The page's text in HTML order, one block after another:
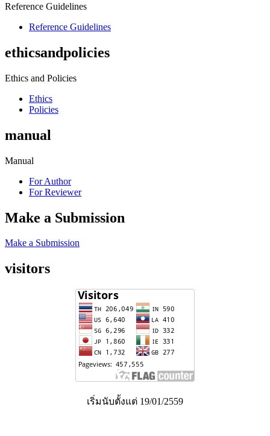
Reference Guidelines
Reference Guidelines
ethicsandpolicies
Ethics and Policies
Ethics
Policies
manual
Manual
For Author
For Reviewer
Make a Submission
Make a Submission
visitors
เริ่มนับตั้งแต่ 19/01/2559